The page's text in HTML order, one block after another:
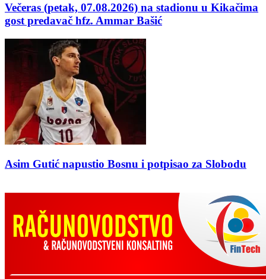
Večeras (petak, 07.08.2026) na stadionu u Kikačima
gost predavač hfz. Ammar Bašić
Asim Gutić napustio Bosnu i potpisao za Slobodu